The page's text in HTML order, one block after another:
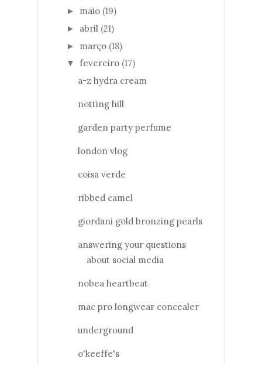
► maio (19)
► abril (21)
► março (18)
▼ fevereiro (17)
a-z hydra cream
notting hill
garden party perfume
london vlog
coisa verde
ribbed camel
giordani gold bronzing pearls
answering your questions
about social media
nobea heartbeat
mac pro longwear concealer
underground
o'keeffe's